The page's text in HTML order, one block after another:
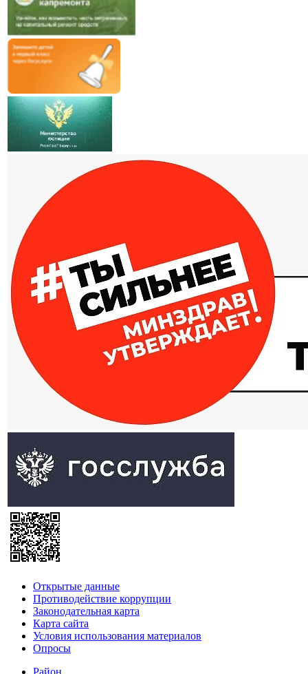
Открытые данные
Противодействие коррупции
Законодательная карта
Карта сайта
Условия использования материалов
Опросы
Район